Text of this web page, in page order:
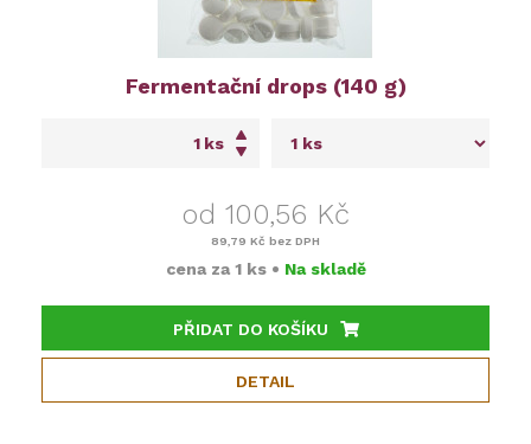
Fermentační drops (140 g)
ks
od 100,56 Kč
89,79 Kč bez DPH
cena za 1 ks • Na skladě
PŘIDAT DO KOŠÍKU
DETAIL